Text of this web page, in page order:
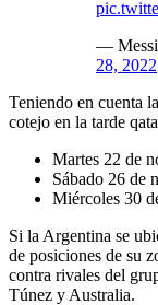
—
28, 2022
Teniendo en cuenta
cotejo en la tarde
Martes 22 de
Sábado 26 de
Miércoles 30
Si la Argentina se
de posiciones de su
contra rivales del
Túnez y Australia.